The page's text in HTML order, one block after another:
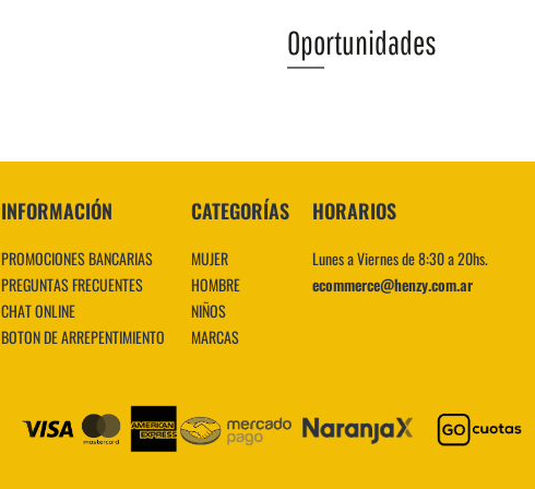
VER MÁS
Oportunidades
INFORMACIÓN
PROMOCIONES BANCARIAS
PREGUNTAS FRECUENTES
CHAT ONLINE
BOTON DE ARREPENTIMIENTO
CATEGORÍAS
MUJER
HOMBRE
NIÑOS
MARCAS
HORARIOS
Lunes a Viernes de 8:30 a 20hs.
ecommerce@henzy.com.ar